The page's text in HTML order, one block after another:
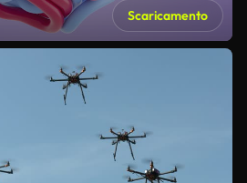
Scaricamento